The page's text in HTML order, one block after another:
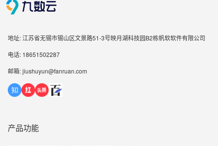
地址: 江苏省无锡市锡山区文景路51-3号映月湖科技园B2栋帆软软件有限公司
电话: 18651502287
邮箱: jiushuyun@fanruan.com
产品功能